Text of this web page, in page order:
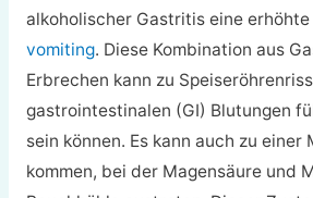
alkoholischer Gastritis eine erhöhte
vomiting. Diese Kombination aus
Erbrechen kann zu
gastrointestinalen (GI) Blutungen
sein können. Es kann auch zu
kommen, bei der Magensäure und